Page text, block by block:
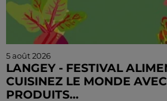
5 août 2026
LANGEY - FESTIVAL
CUISINEZ LE MONDE
PRODUITS...